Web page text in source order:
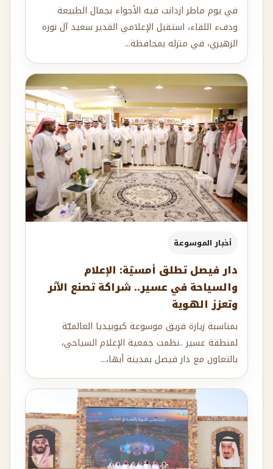
في يوم ماطر ازدانت فيه الأجواء بجمال الطبيعة
ودفء اللقاء، استقبل الإعلامي القدير سعيد آل نوره
الزهيري، في منزله بمحافظة...
أخبار الموسوعة
دار فيصل تطلق أمسيّة: الإعلام
والسياحة في عسير.. شراكة تصنع الأثر
وتعزز الهوية
بمناسبة زيارة فريق موسوعة كيوبيديا العالميّة
لمنطقة عسير ..نظمت جمعية الإعلام السياحي،
بالتعاون مع دار فيصل بمدينة أبها،...